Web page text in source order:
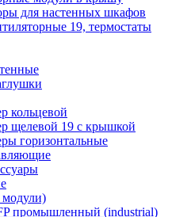
для настенных шкафов
19, термостаты
кольцевой
щелевой 19 с крышкой
горизонтальные
модули)
промышленный (industrial)